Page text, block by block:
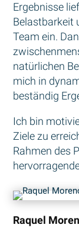
Ergebnisse
Belastbarkeit
Team ein.
natürlichen
mich in
beständig
Ich bin
Ziele zu
Rahmen des
Raquel